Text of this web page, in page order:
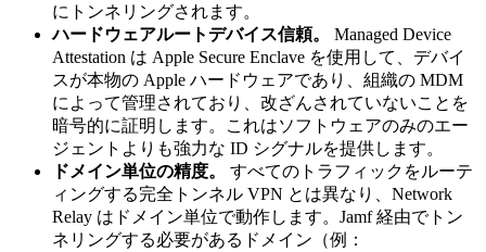
にトンネリングされます。
ハードウェアルートデバイス信頼。
Managed Device
Attestation は Apple Secure Enclave を使用して、デバイ
スが本物の Apple ハードウェアであり、組織の MDM
によって管理されており、改ざんされていないことを
暗号的に証明します。これはソフトウェアのみのエー
ジェントよりも強力な ID シグナルを提供します。
ドメイン単位の精度。
すべてのトラフィックをルーテ
ィングする完全トンネル VPN とは異なり、Network
Relay はドメイン単位で動作します。Jamf 経由でトン
ネリングする必要があるドメイン（例：